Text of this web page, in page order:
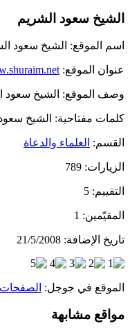
الشيخ سعود الشريم
اسم الموقع: الشيخ سعود
عنوان الموقع:
وصف الموقع: الشيخ سعود
كلمات مفتاحية: الشيخ
القسم: العلماء والدعاة
الزيارات:
التقييم:
المقيّمين:
تاريخ الإضافة:
الموقع في جوجل: الصفحات
مواقع مشابهة